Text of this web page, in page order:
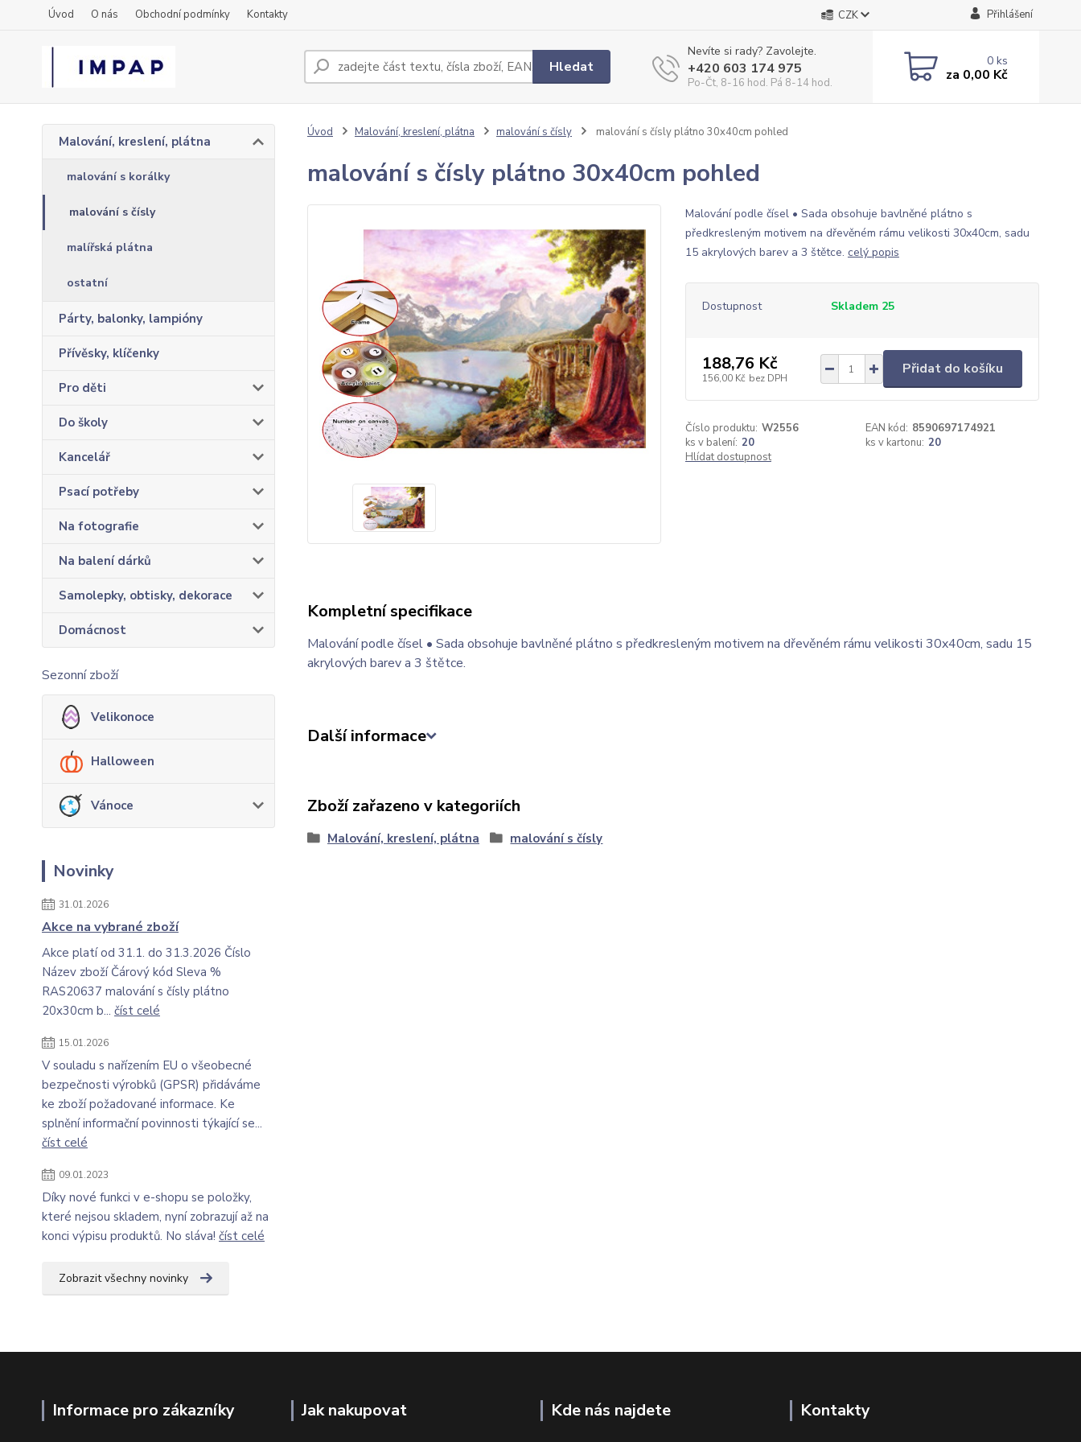
Úvod O nás Obchodní podmínky Kontakty CZK Přihlášení
Hledat
Nevíte si rady? Zavolejte.
+420 603 174 975
Po-Čt, 8-16 hod. Pá 8-14 hod.
0ks
za 0,00 Kč
Malování, kreslení, plátna
malování s korálky
malování s čísly
malířská plátna
ostatní
Párty, balonky, lampióny
Přívěsky, klíčenky
Pro děti
Do školy
Kancelář
Psací potřeby
Na fotografie
Na balení dárků
Samolepky, obtisky, dekorace
Domácnost
Sezonní zboží
Velikonoce
Halloween
Vánoce
Novinky
31.01.2026
Akce na vybrané zboží
Akce platí od 31.1. do 31.3.2026 Číslo
Název zboží Čárový kód Sleva %
RAS20637 malování s čísly plátno
20x30cm b... číst celé
15.01.2026
V souladu s nařízením EU o všeobecné
bezpečnosti výrobků (GPSR) přidáváme
ke zboží požadované informace. Ke
splnění informační povinnosti týkající se...
číst celé
09.01.2023
Díky nové funkci v e-shopu se položky,
které nejsou skladem, nyní zobrazují až na
konci výpisu produktů. No sláva! číst celé
Zobrazit všechny novinky
Úvod Malování, kreslení, plátna malování s čísly malování s čísly plátno 30x40cm pohled
malování s čísly plátno 30x40cm pohled
Malování podle čísel • Sada obsohuje bavlněné plátno s
předkresleným motivem na dřevěném rámu velikosti 30x40cm, sadu
15 akrylových barev a 3 štětce. celý popis
Dostupnost Skladem 25
188,76 Kč
156,00 Kč bez DPH
Přidat do košíku
Číslo produktu: W2556 EAN kód: 8590697174921
ks v balení: 20 ks v kartonu: 20
Hlídat dostupnost
Kompletní specifikace
Malování podle čísel • Sada obsohuje bavlněné plátno s předkresleným motivem na dřevěném rámu velikosti 30x40cm, sadu 15
akrylových barev a 3 štětce.
Další informace
Zboží zařazeno v kategoriích
Malování, kreslení, plátna malování s čísly
Informace pro zákazníky Jak nakupovat Kde nás najdete Kontakty